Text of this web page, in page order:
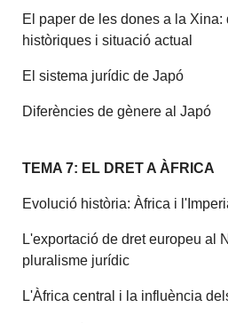
El paper de les dones a la Xina:
històriques i situació actual
El sistema jurídic de Japó
Diferències de gènere al Japó
TEMA 7: EL DRET A ÀFRICA
Evolució història: Àfrica i
L'exportació de dret europeu al
pluralisme jurídic
L'Àfrica central i la influència